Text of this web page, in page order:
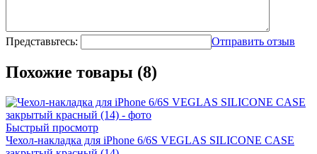
Представьтесь: Отправить отзыв
Похожие товары (8)
Быстрый просмотр
Чехол-накладка для iPhone 6/6S VEGLAS SILICONE CASE